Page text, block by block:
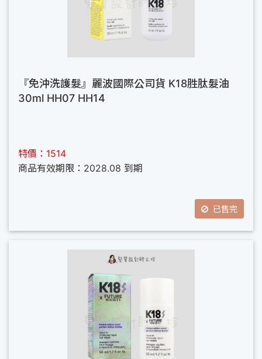
『免沖洗護髮』麗波國際公司貨 K18胜肽髮油
30ml HH07 HH14
特價：1514
商品有效期限：2028.08 到期
已售完